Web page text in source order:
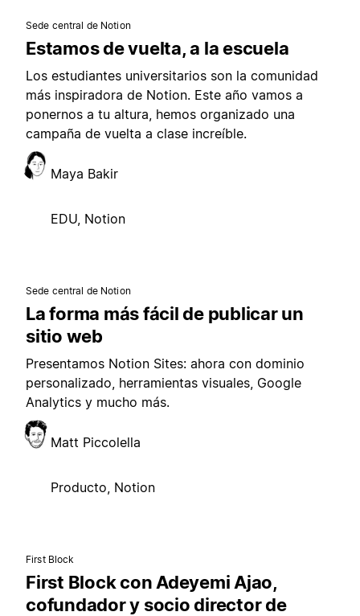
Sede central de Notion
Estamos de vuelta, a la escuela
Los estudiantes universitarios son la comunidad
más inspiradora de Notion. Este año vamos a
ponernos a tu altura, hemos organizado una
campaña de vuelta a clase increíble.
Maya Bakir
EDU, Notion
Sede central de Notion
La forma más fácil de publicar un
sitio web
Presentamos Notion Sites: ahora con dominio
personalizado, herramientas visuales, Google
Analytics y mucho más.
Matt Piccolella
Producto, Notion
First Block
First Block con Adeyemi Ajao,
cofundador y socio director de